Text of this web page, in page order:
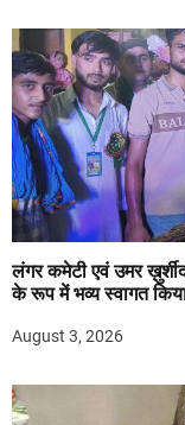
लंगर कमेटी एवं उमर
के रूप में भव्य स्वागत
August 3, 2026